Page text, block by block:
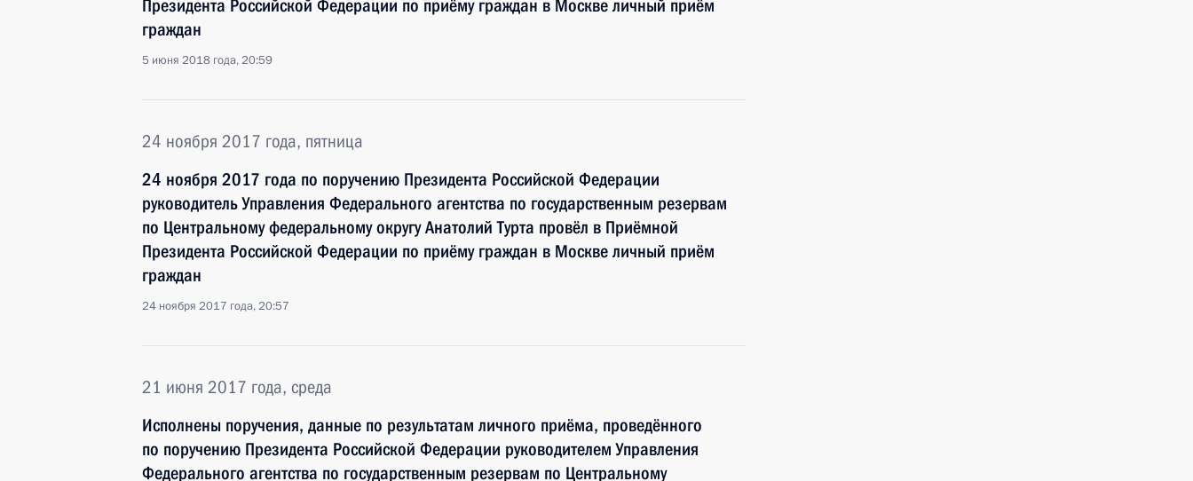
Президента Российской Федерации по приёму граждан в Москве личный приём
граждан
5 июня 2018 года, 20:59
24 ноября 2017 года, пятница
24 ноября 2017 года по поручению Президента Российской Федерации
руководитель Управления Федерального агентства по государственным резервам
по Центральному федеральному округу Анатолий Турта провёл в Приёмной
Президента Российской Федерации по приёму граждан в Москве личный приём
граждан
24 ноября 2017 года, 20:57
21 июня 2017 года, среда
Исполнены поручения, данные по результатам личного приёма, проведённого
по поручению Президента Российской Федерации руководителем Управления
Федерального агентства по государственным резервам по Центральному